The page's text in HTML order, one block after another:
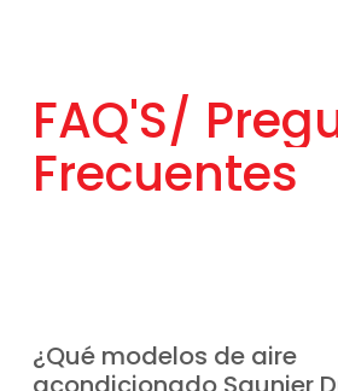
FAQ'S/
Frecuentes
¿Qué modelos de aire